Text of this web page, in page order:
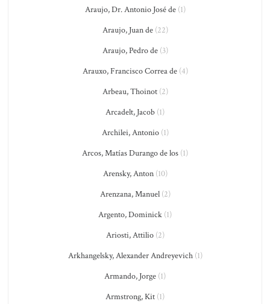
Araujo, Dr. Antonio José de(1)
Araujo, Juan de(22)
Araujo, Pedro de(3)
Arauxo, Francisco Correa de(4)
Arbeau, Thoinot(2)
Arcadelt, Jacob (1)
Archilei, Antonio(1)
Arcos, Matías Durango de los (1)
Arensky, Anton(10)
Arenzana, Manuel(2)
Argento, Dominick (1)
Ariosti, Attilio(2)
Arkhangelsky, Alexander Andreyevich(1)
Armando, Jorge (1)
Armstrong, Kit (1)